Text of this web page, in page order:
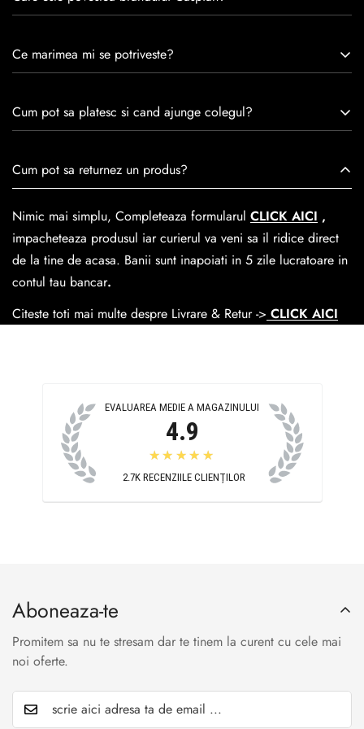
experiență de peste 30 de ani în industria modei, Caspian se
satisfacția clienților.Fiecare pereche de încălțăminte Caspian
este creată cu mândrie de meșteri pricepuți, care aduc la
trecerea timpului.
Ce marimea mi se potriveste?
Cum pot sa platesc si cand ajunge colegul?
medie livrarea dureaza 1-2 zilelucratoare prin
Easybox-ul Emag.
Cosul de livrareeste 15 lei pentru o comanda mai mica de
390 lei si Gratuit pentru o comanda de peste 390 lei.
Cum pot sa returnez un produs?
Nimic mai simplu, Completeaza formularul CLICK AICI ,
impacheteaza produsul iar curierul va veni sa il ridice direct
de la tine de acasa. Banii sunt inapoiati in 5 zile lucratoare in
contul tau bancar.
Citeste toti mai multe despre Livrare & Retur -> CLICK AICI
EVALUAREA MEDIE A MAGAZINULUI
4.9
★★★★★
2.7K RECENZIILE CLIENȚILOR
Aboneaza-te
Promitem sa nu te stresam dar te tinem la curent cu cele mai
noi oferte.